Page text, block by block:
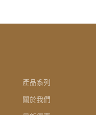
產品系列
關於我們